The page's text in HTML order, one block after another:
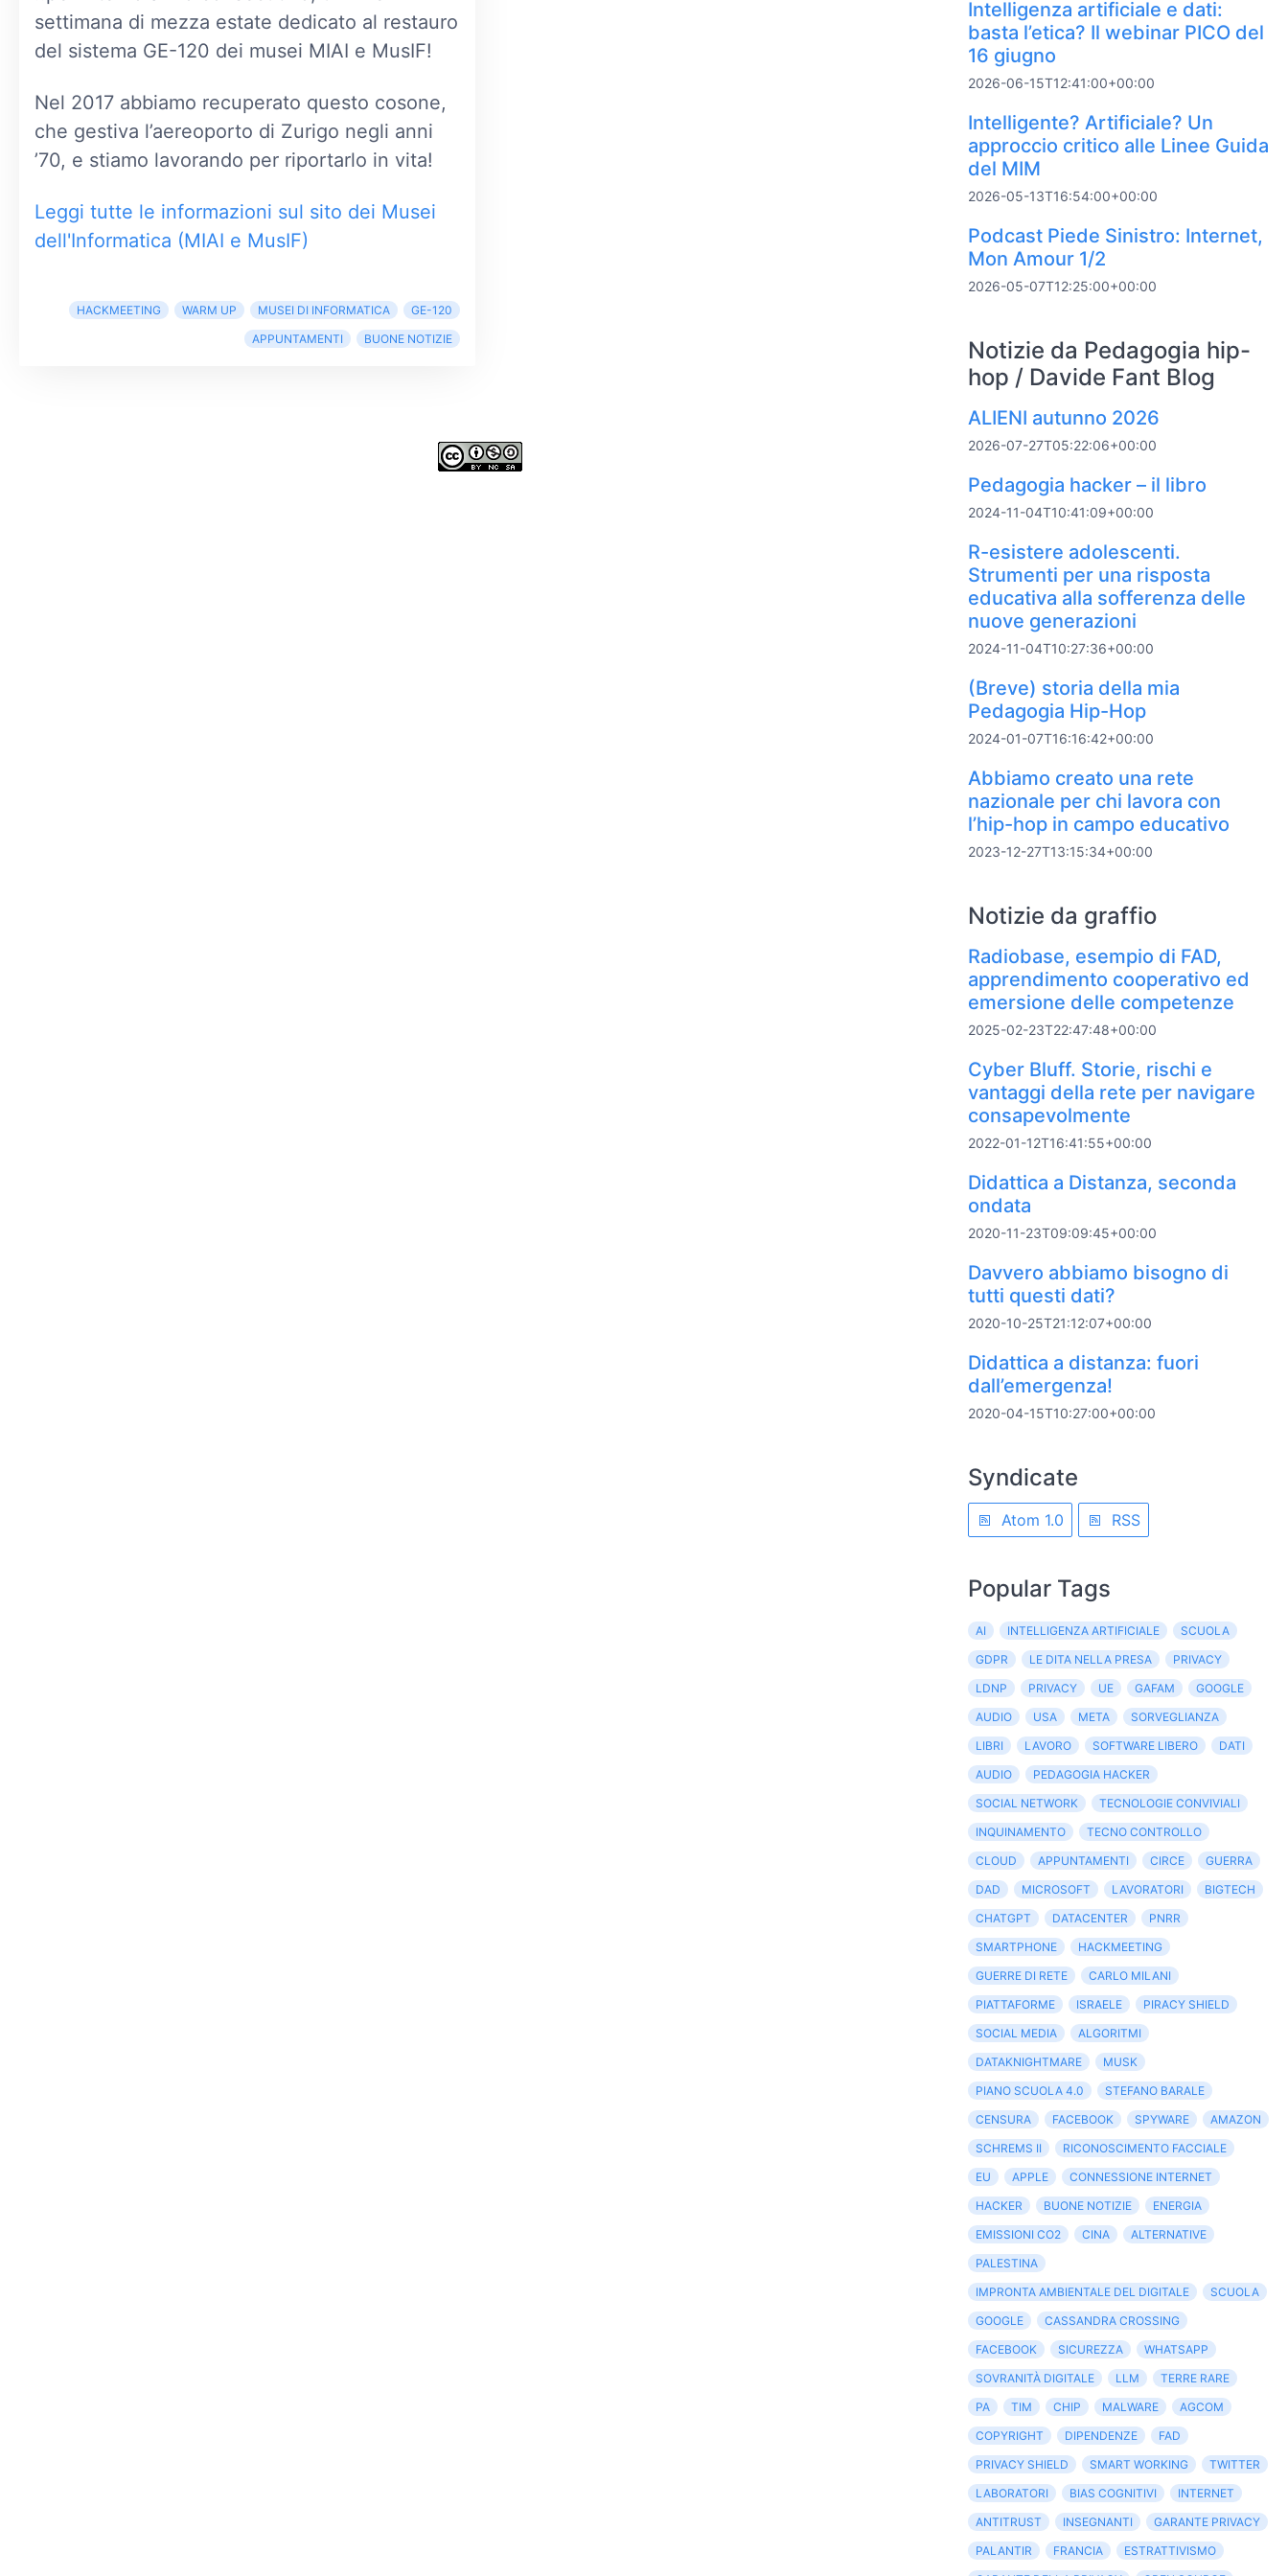
settimana di mezza estate dedicato al restauro
del sistema GE-120 dei musei MIAI e MusIF!
Nel 2017 abbiamo recuperato questo cosone,
che gestiva l’aereoporto di Zurigo negli anni
’70, e stiamo lavorando per riportarlo in vita!
Leggi tutte le informazioni sul sito dei Musei
dell'Informatica (MIAI e MusIF)
HACKMEETING WARM UP MUSEI DI INFORMATICA
GE-120
APPUNTAMENTI
BUONE NOTIZIE
Intelligenza artificiale e dati:
basta l’etica? Il webinar PICO del
16 giugno
2026-06-15T12:41:00+00:00
Intelligente? Artificiale? Un
approccio critico alle Linee Guida
del MIM
2026-05-13T16:54:00+00:00
Podcast Piede Sinistro: Internet,
Mon Amour 1/2
2026-05-07T12:25:00+00:00
Notizie da Pedagogia hip-
hop / Davide Fant Blog
ALIENI autunno 2026
2026-07-27T05:22:06+00:00
Pedagogia hacker – il libro
2024-11-04T10:41:09+00:00
R-esistere adolescenti.
Strumenti per una risposta
educativa alla sofferenza delle
nuove generazioni
2024-11-04T10:27:36+00:00
(Breve) storia della mia
Pedagogia Hip-Hop
2024-01-07T16:16:42+00:00
Abbiamo creato una rete
nazionale per chi lavora con
l’hip-hop in campo educativo
2023-12-27T13:15:34+00:00
Notizie da graffio
Radiobase, esempio di FAD,
apprendimento cooperativo ed
emersione delle competenze
2025-02-23T22:47:48+00:00
Cyber Bluff. Storie, rischi e
vantaggi della rete per navigare
consapevolmente
2022-01-12T16:41:55+00:00
Didattica a Distanza, seconda
ondata
2020-11-23T09:09:45+00:00
Davvero abbiamo bisogno di
tutti questi dati?
2020-10-25T21:12:07+00:00
Didattica a distanza: fuori
dall’emergenza!
2020-04-15T10:27:00+00:00
Syndicate
Atom 1.0 RSS
Popular Tags
AI INTELLIGENZA ARTIFICIALE
SCUOLA
GDPR
LE DITA NELLA PRESA
PRIVACY
LDNP
PRIVACY UE GAFAM
GOOGLE
AUDIO
USA META
SORVEGLIANZA
LIBRI
LAVORO SOFTWARE LIBERO
DATI
AUDIO
PEDAGOGIA HACKER
SOCIAL NETWORK
TECNOLOGIE CONVIVIALI
INQUINAMENTO
TECNO CONTROLLO
CLOUD
APPUNTAMENTI CIRCE
GUERRA
DAD
MICROSOFT LAVORATORI
BIGTECH
CHATGPT
DATACENTER
PNRR
SMARTPHONE
HACKMEETING
GUERRE DI RETE
CARLO MILANI
PIATTAFORME
ISRAELE
PIRACY SHIELD
SOCIAL MEDIA
ALGORITMI
DATAKNIGHTMARE
MUSK
PIANO SCUOLA 4.0
STEFANO BARALE
CENSURA
FACEBOOK SPYWARE
AMAZON
SCHREMS II
RICONOSCIMENTO FACCIALE
EU
APPLE
CONNESSIONE INTERNET
HACKER
BUONE NOTIZIE
ENERGIA
EMISSIONI CO2
CINA
ALTERNATIVE
PALESTINA
IMPRONTA AMBIENTALE DEL DIGITALE
SCUOLA
GOOGLE
CASSANDRA CROSSING
FACEBOOK
SICUREZZA
WHATSAPP
SOVRANITÀ DIGITALE
LLM
TERRE RARE
PA
TIM CHIP MALWARE
AGCOM
COPYRIGHT
DIPENDENZE
FAD
PRIVACY SHIELD
SMART WORKING
TWITTER
LABORATORI
BIAS COGNITIVI
INTERNET
ANTITRUST
INSEGNANTI
GARANTE PRIVACY
PALANTIR
FRANCIA
ESTRATTIVISMO